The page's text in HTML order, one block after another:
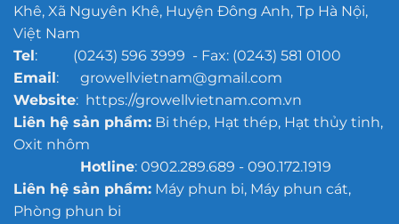
Khê, Xã Nguyên Khê, Huyện Đông Anh, Tp Hà Nội,
Việt Nam
Tel: (0243) 596 3999 - Fax: (0243) 581 0100
Email: growellvietnam@gmail.com
Website: https://growellvietnam.com.vn
Liên hệ sản phẩm:Bi thép, Hạt thép, Hạt thủy tinh,
Oxit nhôm
Hotline: 0902.289.689 - 090.172.1919
Liên hệ sản phẩm:Máy phun bi, Máy phun cát,
Phòng phun bi